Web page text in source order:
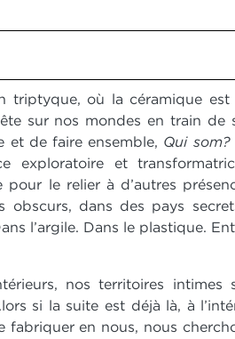
triptyque, où la céramique
sur nos mondes en train de
et de faire ensemble, Qui som?
exploratoire et
pour le relier à d’autres
obscurs, dans des pays
l’argile. Dans le plastique.
nos territoires intimes
si la suite est déjà là, à
fabriquer en nous, nous